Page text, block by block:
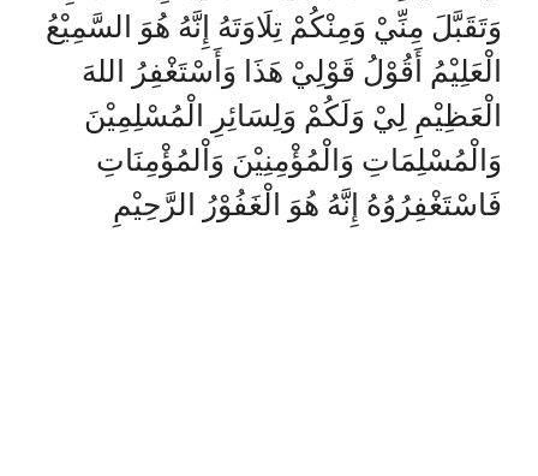
وَتَقَبَّلَ مِنِّيْ وَمِنْكُمْ تِلَاوَتَهُ إِنَّهُ هُوَ السَّمِيْعُ
الْعَلِيْمُ أَقُوْلُ قَوْلِيْ هَذَا وَأَسْتَغْفِرُ اللهَ
الْعَظِيْمِ لِيْ وَلَكُمْ وَلِسَائِرِ الْمُسْلِمِيْنَ
وَالْمُسْلِمَاتِ وَالْمُؤْمِنِيْنَ وَاْلمُؤْمِنَاتِ
فَاسْتَغْفِرُوُهُ إِنَّهُ هُوَ الْغَفُوْرُ الرَّحِيْمِ